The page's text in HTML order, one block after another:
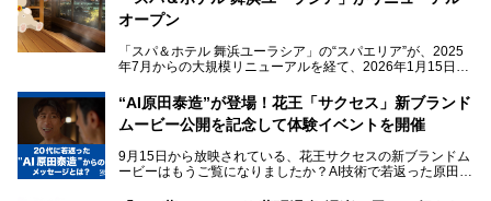
い」。
そんな多様なニーズに応える施設が揃っているため、その日
の目的に合った施設がきっと見つかるはずです。
さらに最近では、24時間営業で深夜まで滞在できる施設
や、テレワーク・コワーキングスペースを備えた仕事もでき
るスパも増えており、ただの入浴施設にとどまらない進化を
本記事では、人気スーパー銭湯から絶景施設、コワーキング
スペースや休憩スペースが充実した施設、子連れファミリー
オープン
「スパ＆ホテル 舞浜ユーラシア」の“スパエリア”が、2025
年7月からの大規模リニューアルを経て、2026年1月15日
新設エリアや生まれ変わった浴場・サウナの魅力を、人気キ
ャラクター「ユーラシわん」と一緒にご紹介します。必見の
───
提供元：SPA＆HOTEL舞浜ユーラシア【PR】
“AI原田泰造”が登場！花王「サクセス」新ブランド
ムービー公開を記念して体験イベントを開催
9月15日から放映されている、花王サクセスの新ブランドム
ービーはもうご覧になりましたか？AI技術で若返った原田泰